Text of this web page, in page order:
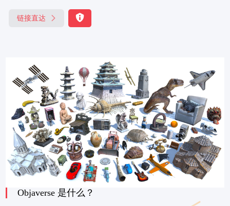
链接直达
Objaverse 是什么？